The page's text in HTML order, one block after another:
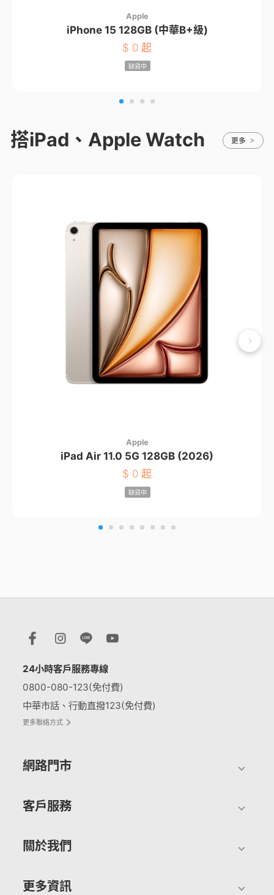
Apple
iPhone 15 128GB (中華B+級)
$ 0 起
缺貨中
搭iPad、Apple Watch 更多
Apple
iPad Air 11.0 5G 128GB (2026)
$ 0 起
缺貨中
24小時客戶服務專線
0800-080-123(免付費)
中華市話、行動直撥123(免付費)
更多聯絡方式
網路門市
客戶服務
關於我們
更多資訊